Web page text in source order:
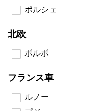
ポルシェ
北欧
ボルボ
フランス車
ルノー